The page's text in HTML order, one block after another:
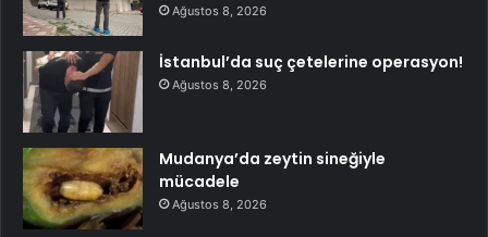
Ağustos 8, 2026
İstanbul’da suç çetelerine operasyon!
Ağustos 8, 2026
Mudanya’da zeytin sineğiyle
mücadele
Ağustos 8, 2026